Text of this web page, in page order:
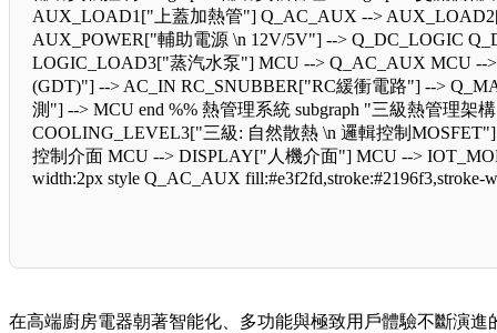
AUX_LOAD1["上蓋加熱管"] Q_AC_AUX -->
AUX_POWER["輔助電源 \n 12V/5V"] --> Q_DC_LOGIC
LOGIC_LOAD3["蒸汽水泵"] MCU --> Q_AC_AUX MCU --
(GDT)"] --> AC_IN RC_SNUBBER["RC緩衝電路"] -->
測"] --> MCU end %% 熱管理系統 subgraph "三級熱管理
COOLING_LEVEL3["三級: 自然散熱 \n 邏輯控制
控制介面 MCU --> DISPLAY["人機介面"] MCU -->
width:2px style Q_AC_AUX fill:#e3f2fd,stroke:#2196f3,stroke-
在高端廚房電器朝著智能化、多功能與極致用戶體驗不斷演